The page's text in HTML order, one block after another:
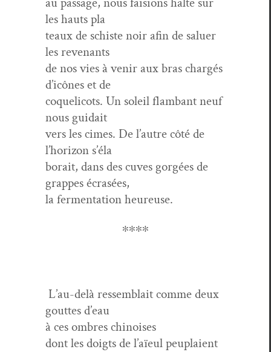
les hauts pla
teaux de schiste noir afin de saluer
les revenants
de nos vies à venir aux bras chargés
d’icônes et de
coqueli­cots. Un soleil flam­bant neuf
nous guidait
vers les cimes. De l’autre côté de
l’hori­zon s’éla
borait, dans des cuves gorgées de
grappes écrasées,
la fer­men­ta­tion heureuse.
∗∗∗∗
L’au-delà ressem­blait comme deux
gouttes d’eau
à ces ombres chinoises
dont les doigts de l’aïeul peu­plaient